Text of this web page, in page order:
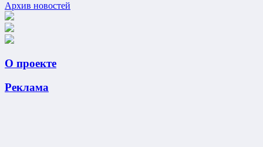
Архив новостей
О проекте
Реклама